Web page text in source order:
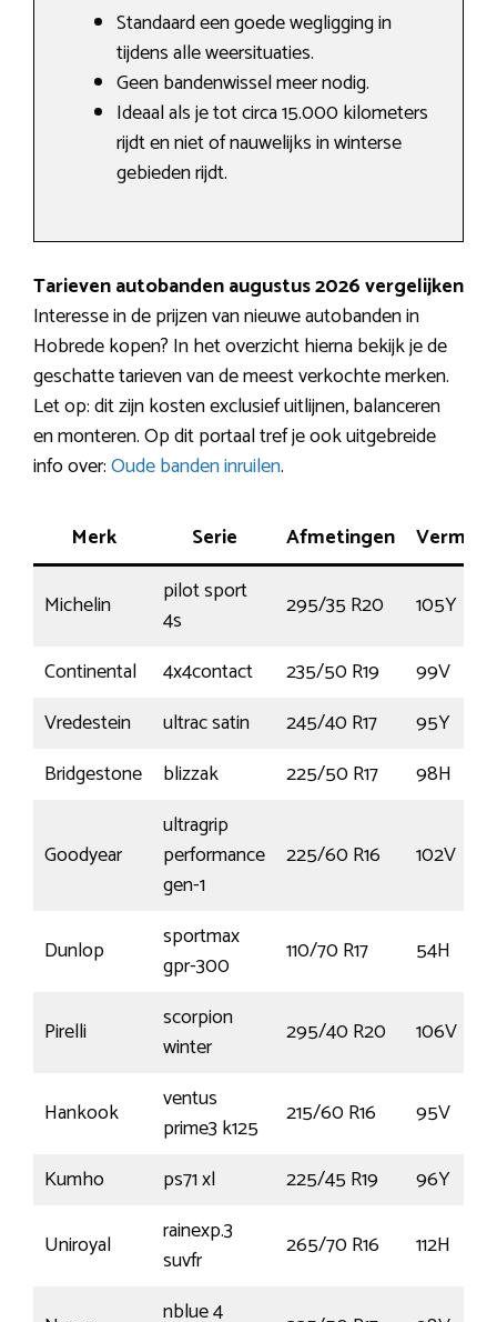
Standaard een goede wegligging in
tijdens alle weersituaties.
Geen bandenwissel meer nodig.
Ideaal als je tot circa 15.000 kilometers
rijdt en niet of nauwelijks in winterse
gebieden rijdt.
Tarieven autobanden augustus 2026 vergelijken
Interesse in de prijzen van nieuwe autobanden in
Hobrede kopen? In het overzicht hierna bekijk je de
geschatte tarieven van de meest verkochte merken.
Let op: dit zijn kosten exclusief uitlijnen, balanceren
en monteren. Op dit portaal tref je ook uitgebreide
info over:Oude banden inruilen.
Merk Serie Afmetingen
Michelin
pilot sport
4s
295/35 R20
105Y
Continental
4x4contact 235/50 R19
99V
Vredestein
ultrac satin 245/40 R17
95Y
Bridgestone
blizzak 225/50 R17 98H
Goodyear
ultragrip
performance
gen-1
225/60 R16 102V
Dunlop
sportmax
gpr-300
110/70 R17 54H
Pirelli
scorpion
winter
295/40 R20 106V
Hankook
ventus
prime3 k125
215/60 R16
95V
Kumho
ps71 xl 225/45 R19
96Y
Uniroyal
rainexp.3
suvfr
265/70 R16 112H
nblue 4